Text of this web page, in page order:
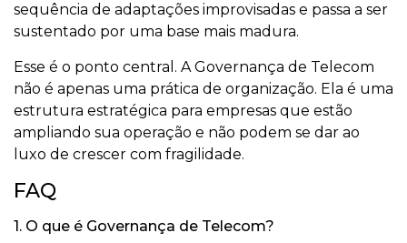
sequência de adaptações improvisadas e passa a ser
sustentado por uma base mais madura.
Esse é o ponto central. A Governança de Telecom
não é apenas uma prática de organização. Ela é uma
estrutura estratégica para empresas que estão
ampliando sua operação e não podem se dar ao
luxo de crescer com fragilidade.
FAQ
1. O que é Governança de Telecom?